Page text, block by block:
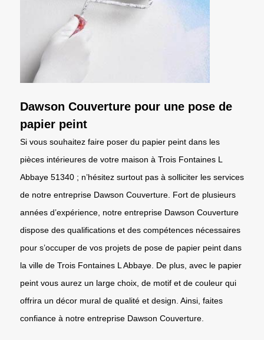
Dawson Couverture pour une pose de
papier peint
Si vous souhaitez faire poser du papier peint dans les
pièces intérieures de votre maison à Trois Fontaines L
Abbaye 51340 ; n’hésitez surtout pas à solliciter les services
de notre entreprise Dawson Couverture. Fort de plusieurs
années d’expérience, notre entreprise Dawson Couverture
dispose des qualifications et des compétences nécessaires
pour s’occuper de vos projets de pose de papier peint dans
la ville de Trois Fontaines L Abbaye. De plus, avec le papier
peint vous aurez un large choix, de motif et de couleur qui
offrira un décor mural de qualité et design. Ainsi, faites
confiance à notre entreprise Dawson Couverture.